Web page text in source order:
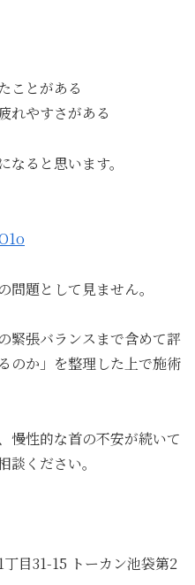
ことがある
れやすさがある
ると思います。
問題として見ません。
緊張バランスまで含めて評
のか」を整理した上で施術
慢性的な首の不安が続いて
ください。
丁目31-15 トーカン池袋第2